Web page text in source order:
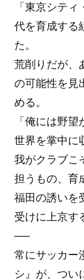
「東京シテ
代を育成する
た。
荒削りだが、
の可能性を見
める。
「俺には野
世界を掌中に
我がクラブこ
担うもの、育
福田の誘いを
受けに上京す
──
常にサッカー
シ』が、つい